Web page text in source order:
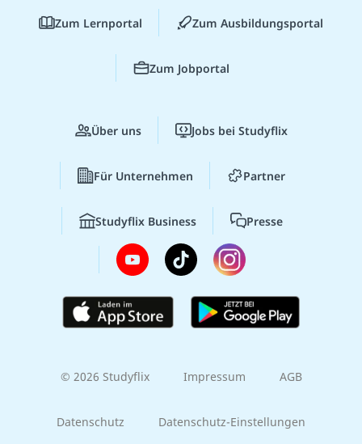
Zum Lernportal Zum Ausbildungsportal
Zum Jobportal
Über uns Jobs bei Studyflix
Für Unternehmen Partner
Studyflix Business Presse
© 2026 Studyflix Impressum AGB
Datenschutz Datenschutz-Einstellungen